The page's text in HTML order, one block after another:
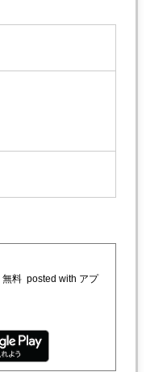
無料 posted with アプ